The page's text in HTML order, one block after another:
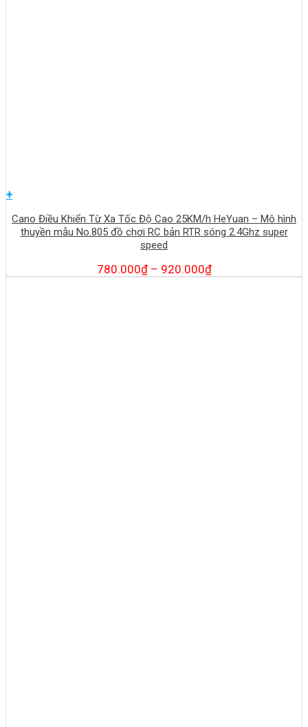
+
Cano Điều Khiển Từ Xa Tốc Độ Cao 25KM/h HeYuan – Mô hình
thuyền mẫu No.805 đồ chơi RC bản RTR sóng 2.4Ghz super
speed
780.000₫– 920.000₫